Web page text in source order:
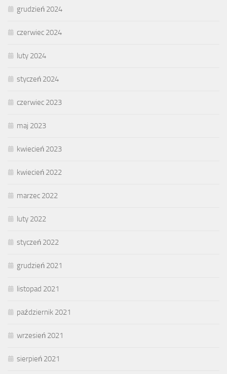
grudzień 2024
czerwiec 2024
luty 2024
styczeń 2024
czerwiec 2023
maj 2023
kwiecień 2023
kwiecień 2022
marzec 2022
luty 2022
styczeń 2022
grudzień 2021
listopad 2021
październik 2021
wrzesień 2021
sierpień 2021